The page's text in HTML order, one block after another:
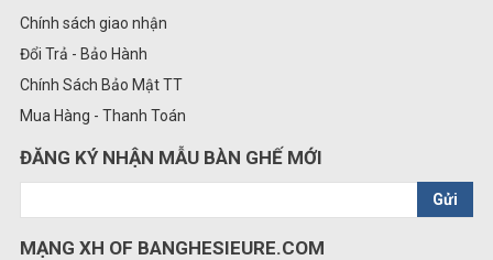
Chính sách giao nhận
Đổi Trả - Bảo Hành
Chính Sách Bảo Mật TT
Mua Hàng - Thanh Toán
ĐĂNG KÝ NHẬN MẪU BÀN GHẾ MỚI
Gửi
MẠNG XH OF BANGHESIEURE.COM